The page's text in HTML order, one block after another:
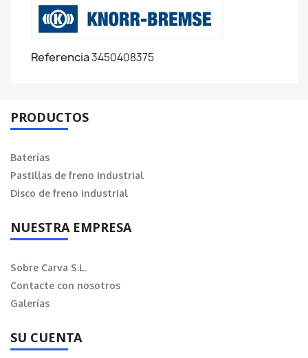
Referencia3450408375
PRODUCTOS
Baterías
Pastillas de freno industrial
Disco de freno industrial
NUESTRA EMPRESA
Sobre Carva S.L.
Contacte con nosotros
Galerías
SU CUENTA